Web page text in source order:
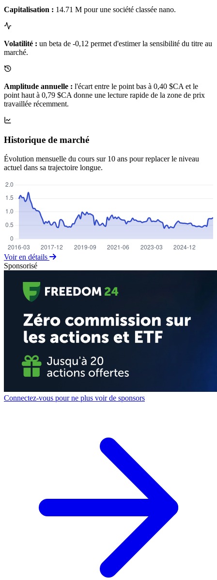
Capitalisation : 14.71 M pour une société classée nano.
Volatilité : un beta de -0,12 permet d'estimer la sensibilité du titre au
marché.
Amplitude annuelle : l'écart entre le point bas à 0,40 $CA et le
point haut à 0,79 $CA donne une lecture rapide de la zone de prix
travaillée récemment.
Historique de marché
Évolution mensuelle du cours sur 10 ans pour replacer le niveau
actuel dans sa trajectoire longue.
Voir en détails
Sponsorisé
Connectez-vous pour ne plus voir de sponsors